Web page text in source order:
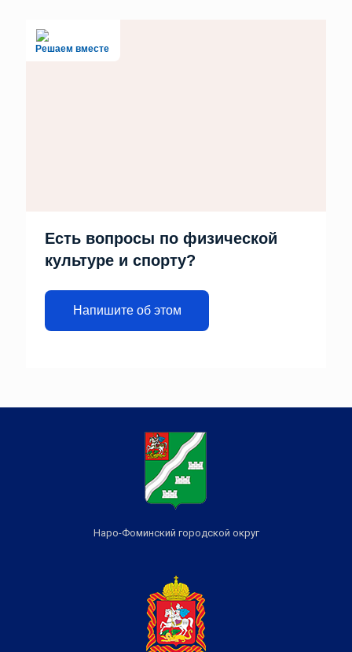
Решаем вместе
Есть вопросы по физической
культуре и спорту?
Напишите об этом
Наро-Фоминский городской округ